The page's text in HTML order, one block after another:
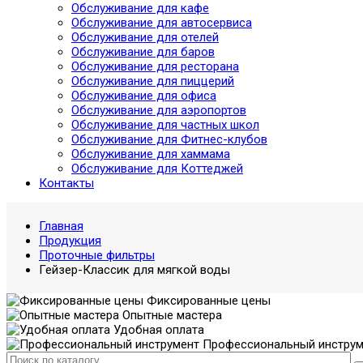
Обслуживание для кафе
Обслуживание для автосервиса
Обслуживание для отелей
Обслуживание для баров
Обслуживание для ресторана
Обслуживание для пиццерий
Обслуживание для офиса
Обслуживание для аэропортов
Обслуживание для частных школ
Обслуживание для Фитнес-клубов
Обслуживание для хаммама
Обслуживание для Коттеджей
Контакты
Главная
Продукция
Проточные фильтры
Гейзер-Классик для мягкой воды
Фиксированные цены
Опытные мастера
Удобная оплата
Профессиональный